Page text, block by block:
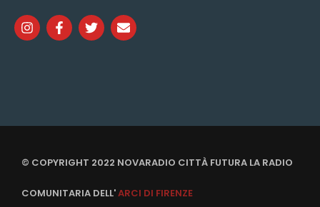
© COPYRIGHT 2022 NOVARADIO CITTÀ FUTURA LA RADIO
COMUNITARIA DELL'ARCI DI FIRENZE